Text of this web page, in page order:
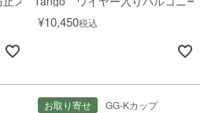
¥10,450税込
お取り寄せ GG-Kカップ